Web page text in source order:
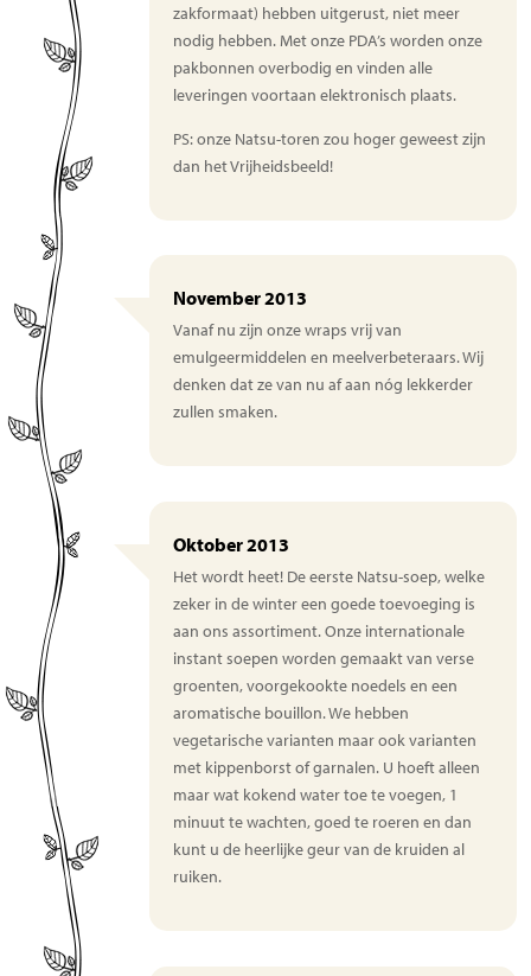
zakformaat) hebben uitgerust, niet meer
nodig hebben. Met onze PDA’s worden onze
pakbonnen overbodig en vinden alle
leveringen voortaan elektronisch plaats.
PS: onze Natsu-toren zou hoger geweest zijn
dan het Vrijheidsbeeld!
November 2013
Vanaf nu zijn onze wraps vrij van
emulgeermiddelen en meelverbeteraars. Wij
denken dat ze van nu af aan nóg lekkerder
zullen smaken.
Oktober 2013
Het wordt heet! De eerste Natsu-soep, welke
zeker in de winter een goede toevoeging is
aan ons assortiment. Onze internationale
instant soepen worden gemaakt van verse
groenten, voorgekookte noedels en een
aromatische bouillon. We hebben
vegetarische varianten maar ook varianten
met kippenborst of garnalen. U hoeft alleen
maar wat kokend water toe te voegen, 1
minuut te wachten, goed te roeren en dan
kunt u de heerlijke geur van de kruiden al
ruiken.